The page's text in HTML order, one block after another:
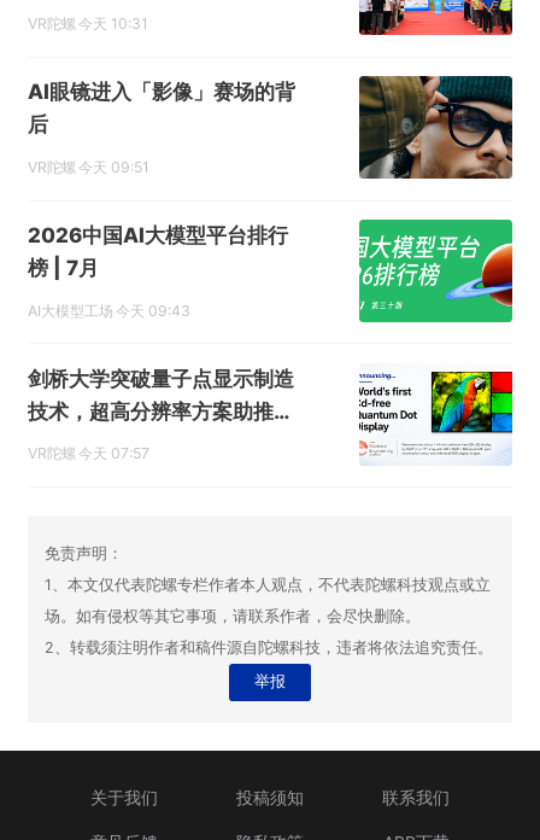
年投产
VR陀螺 今天 10:31
AI眼镜进入「影像」赛场的背
后
VR陀螺 今天 09:51
2026中国AI大模型平台排行
榜 | 7月
AI大模型工场 今天 09:43
剑桥大学突破量子点显示制造
技术，超高分辨率方案助推A
R/VR显示体验升级
VR陀螺 今天 07:57
免责声明：
1、本文仅代表陀螺专栏作者本人观点，不代表陀螺科技观点或立
场。如有侵权等其它事项，请联系作者，会尽快删除。
2、转载须注明作者和稿件源自陀螺科技，违者将依法追究责任。
举报
关于我们 投稿须知 联系我们